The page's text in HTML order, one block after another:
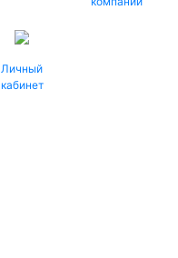
Личный
кабинет